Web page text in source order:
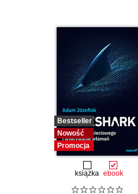
Bestseller
Nowość
Promocja
książka ebook